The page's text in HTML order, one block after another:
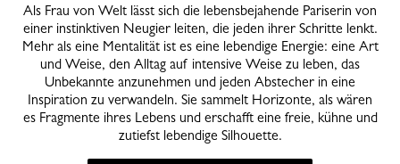
Als Frau von Welt lässt sich die lebensbejahende Pariserin von
einer instinktiven Neugier leiten, die jeden ihrer Schritte lenkt.
Mehr als eine Mentalität ist es eine lebendige Energie: eine Art
und Weise, den Alltag auf intensive Weise zu leben, das
Unbekannte anzunehmen und jeden Abstecher in eine
Inspiration zu verwandeln. Sie sammelt Horizonte, als wären
es Fragmente ihres Lebens und erschafft eine freie, kühne und
zutiefst lebendige Silhouette.